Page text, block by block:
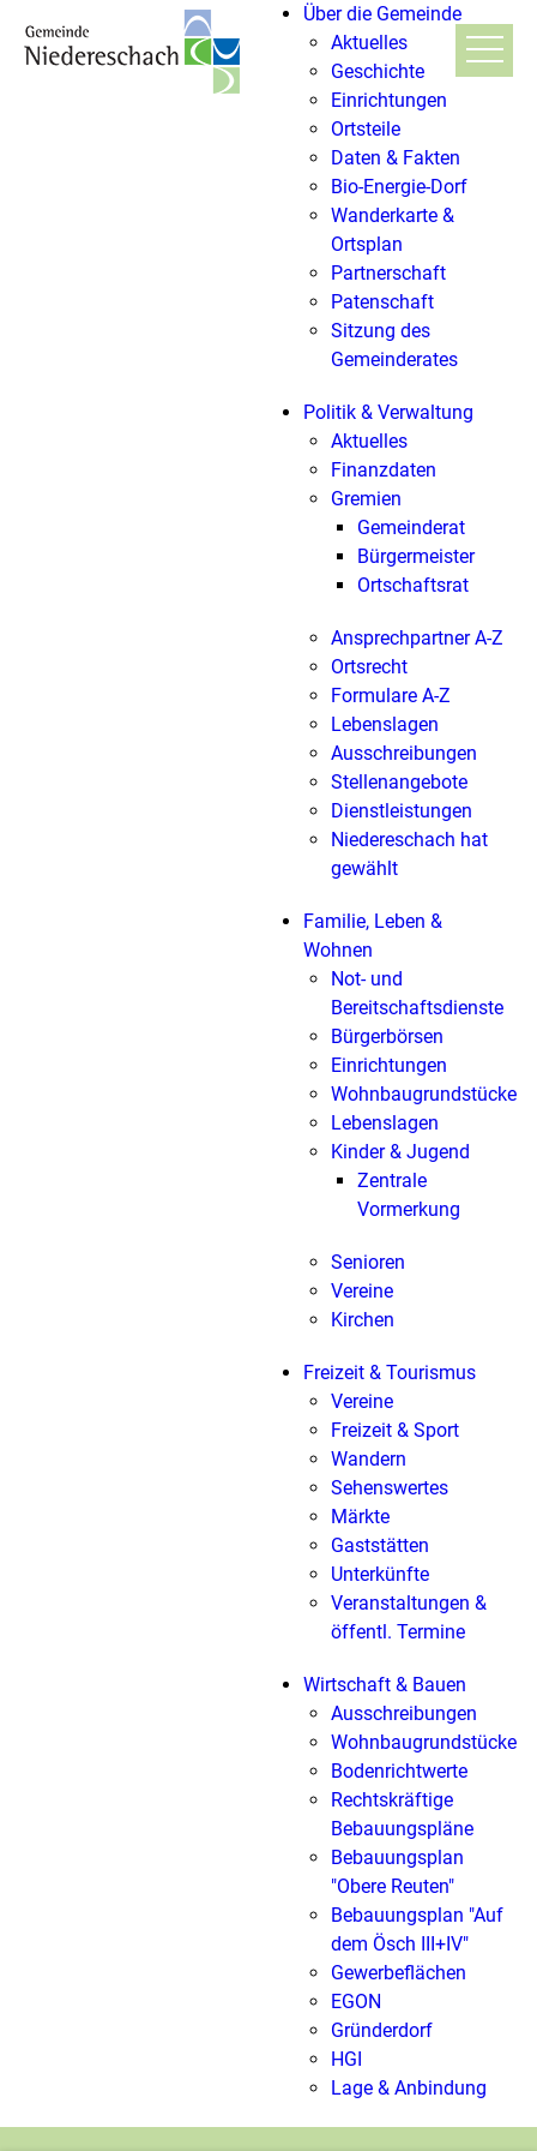
Über die Gemeinde
Aktuelles
Geschichte
Einrichtungen
Ortsteile
Daten & Fakten
Bio-Energie-Dorf
Wanderkarte &
Ortsplan
Partnerschaft
Patenschaft
Sitzung des
Gemeinderates
Politik & Verwaltung
Aktuelles
Finanzdaten
Gremien
Gemeinderat
Bürgermeister
Ortschaftsrat
Ansprechpartner A-Z
Ortsrecht
Formulare A-Z
Lebenslagen
Ausschreibungen
Stellenangebote
Dienstleistungen
Niedereschach hat
gewählt
Familie, Leben &
Wohnen
Not- und
Bereitschaftsdienste
Bürgerbörsen
Einrichtungen
Wohnbaugrundstücke
Lebenslagen
Kinder & Jugend
Zentrale
Vormerkung
Senioren
Vereine
Kirchen
Freizeit & Tourismus
Vereine
Freizeit & Sport
Wandern
Sehenswertes
Märkte
Gaststätten
Unterkünfte
Veranstaltungen &
öffentl. Termine
Wirtschaft & Bauen
Ausschreibungen
Wohnbaugrundstücke
Bodenrichtwerte
Rechtskräftige
Bebauungspläne
Bebauungsplan
"Obere Reuten"
Bebauungsplan "Auf
dem Ösch III+IV"
Gewerbeflächen
EGON
Gründerdorf
HGI
Lage & Anbindung